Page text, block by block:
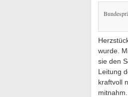
wurde.
sie den
Leitung
kraftvoll
mitnahm.